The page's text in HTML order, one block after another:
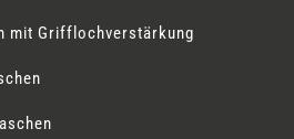
mit Grifflochverstärkung